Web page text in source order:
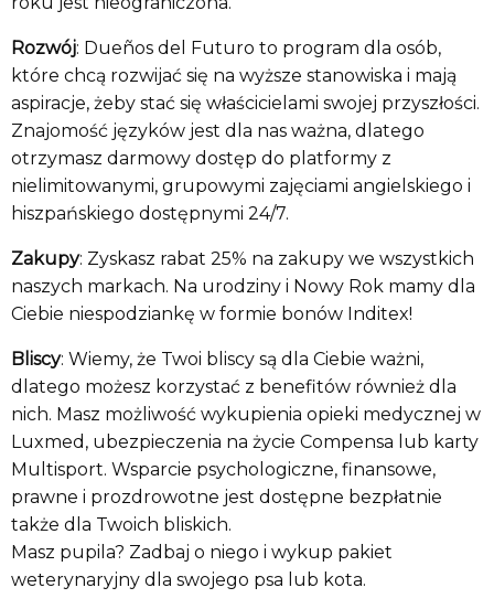
Lista sklepów
Lista CH
Rozwój: Dueños del Futuro to program dla osób,
które chcą rozwijać się na wyższe stanowiska i mają
aspiracje, żeby stać się właścicielami swojej przyszłości.
Znajomość języków jest dla nas ważna, dlatego
otrzymasz darmowy dostęp do platformy z
nielimitowanymi, grupowymi zajęciami angielskiego i
hiszpańskiego dostępnymi 24/7.
Zakupy: Zyskasz rabat 25% na zakupy we wszystkich
naszych markach. Na urodziny i Nowy Rok mamy dla
Ciebie niespodziankę w formie bonów Inditex!
Bliscy: Wiemy, że Twoi bliscy są dla Ciebie ważni,
dlatego możesz korzystać z benefitów również dla
nich. Masz możliwość wykupienia opieki medycznej w
Luxmed, ubezpieczenia na życie Compensa lub karty
Multisport. Wsparcie psychologiczne, finansowe,
prawne i prozdrowotne jest dostępne bezpłatnie
także dla Twoich bliskich.
Masz pupila? Zadbaj o niego i wykup pakiet
weterynaryjny dla swojego psa lub kota.